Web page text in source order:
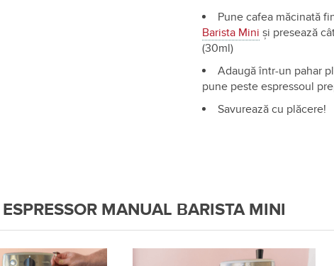
Pune cafea măcinată
Barista Mini și presează
(30ml)
Adaugă într-un pahar
pune peste espressoul
Savurează cu plăcere!
ESPRESSOR MANUAL BARISTA MINI